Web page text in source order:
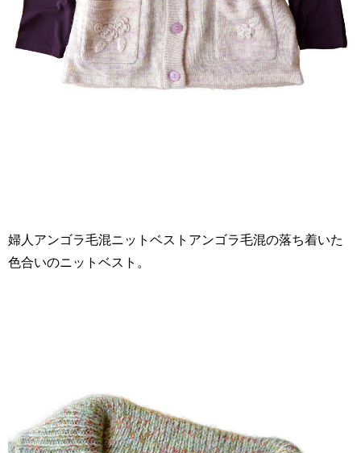
婦人アンゴラ毛混ニットベストアンゴラ毛混の落ち着いた
色合いのニットベスト。